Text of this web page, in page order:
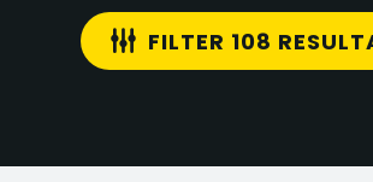
FILTER 108